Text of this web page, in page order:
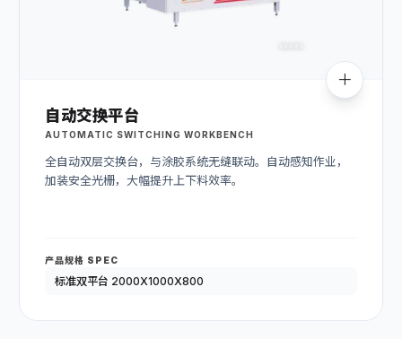
自动交换平台
AUTOMATIC SWITCHING WORKBENCH
全自动双层交换台，与涂胶系统无缝联动。自动感知作业，
加装安全光栅，大幅提升上下料效率。
产品规格 SPEC
标准双平台 2000X1000X800